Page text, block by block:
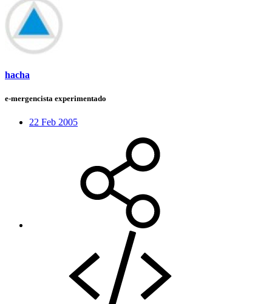
hacha
e-mergencista experimentado
22 Feb 2005